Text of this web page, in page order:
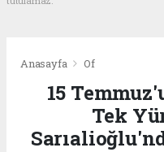
Anasayfa Of
15
Tek